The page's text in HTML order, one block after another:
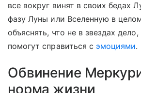
все вокруг винят в своих бедах
фазу Луны или Вселенную в
объяснять, что не в звездах
помогут справиться с эмоциями.
Обвинение
норма жизни